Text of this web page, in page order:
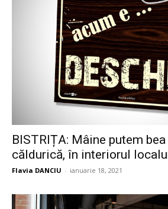
BISTRIȚA: Mâine putem
căldurică, în interiorul
Flavia DANCIU - ianuarie 18, 2021